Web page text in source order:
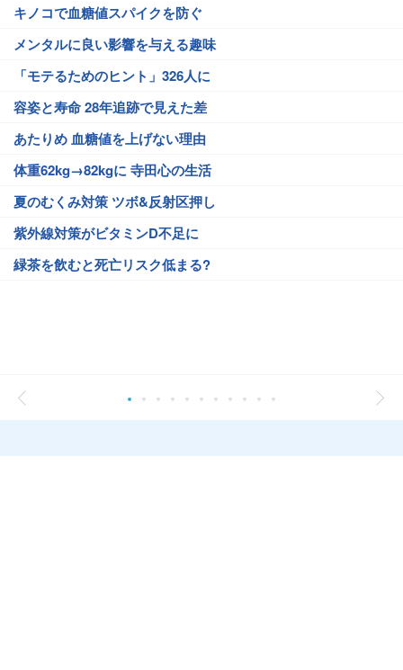
キノコで血糖値スパイクを防ぐ
メンタルに良い影響を与える趣味
「モテるためのヒント」326人に
容姿と寿命 28年追跡で見えた差
あたりめ 血糖値を上げない理由
体重62kg→82kgに 寺田心の生活
夏のむくみ対策 ツボ&反射区押し
紫外線対策がビタミンD不足に
緑茶を飲むと死亡リスク低まる?